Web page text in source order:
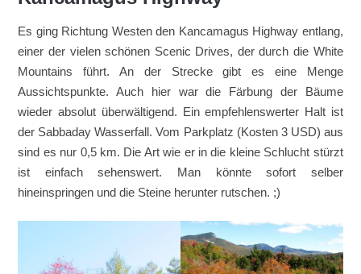
Es ging Richtung Westen den Kancamagus Highway entlang,
einer der vielen schönen Scenic Drives, der durch die White
Mountains führt. An der Strecke gibt es eine Menge
Aussichtspunkte. Auch hier war die Färbung der Bäume
wieder absolut überwältigend. Ein empfehlenswerter Halt ist
der Sabbaday Wasserfall. Vom Parkplatz (Kosten 3 USD) aus
sind es nur 0,5 km. Die Art wie er in die kleine Schlucht stürzt
ist einfach sehenswert. Man könnte sofort selber
hineinspringen und die Steine herunter rutschen. ;)